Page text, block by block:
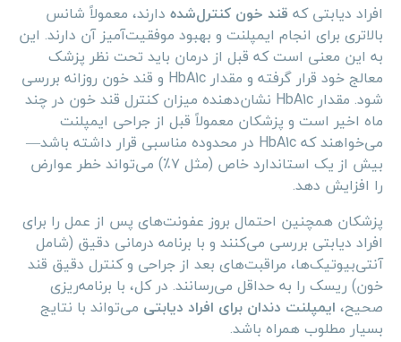
افراد دیابتی که قند خون کنترل‌شده دارند، معمولاً شانس
بالاتری برای انجام ایمپلنت و بهبود موفقیت‌آمیز آن دارند. این
به این معنی است که قبل از درمان باید تحت نظر پزشک
معالج خود قرار گرفته و مقدار HbA1c و قند خون روزانه بررسی
شود. مقدار HbA1c نشان‌دهنده میزان کنترل قند خون در چند
ماه اخیر است و پزشکان معمولاً قبل از جراحی ایمپلنت
می‌خواهند که HbA1c در محدوده مناسبی قرار داشته باشد—
بیش از یک استاندارد خاص (مثل ۷٪) می‌تواند خطر عوارض
را افزایش دهد.
پزشکان همچنین احتمال بروز عفونت‌های پس از عمل را برای
افراد دیابتی بررسی می‌کنند و با برنامه درمانی دقیق (شامل
آنتی‌بیوتیک‌ها، مراقبت‌های بعد از جراحی و کنترل دقیق قند
خون) ریسک را به حداقل می‌رسانند. در کل، با برنامه‌ریزی
صحیح، ایمپلنت دندان برای افراد دیابتی می‌تواند با نتایج
بسیار مطلوب همراه باشد.